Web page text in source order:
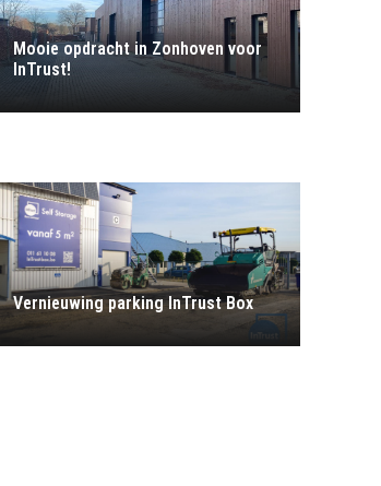
Mooie opdracht in Zonhoven voor
InTrust!
Vernieuwing parking InTrust Box